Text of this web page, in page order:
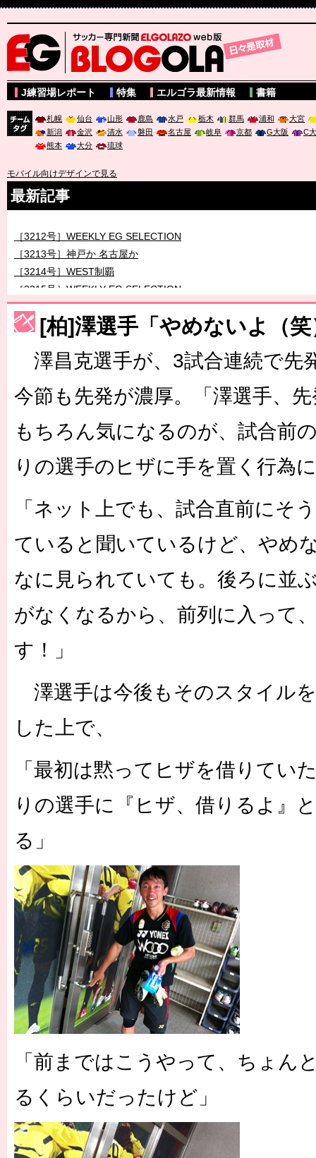
サッカー専門新聞ELGOLAZO web版 BLOGOLA
J練習場レポート 特集 エルゴラ最新情報 書籍
札幌 仙台 山形 鹿島 水戸 栃木 群馬 浦和
大宮
新潟
金沢 清水 磐田 名古屋 岐阜 京都 G大阪
C
熊本
大分 琉球
モバイル向けデザインで見る
最新記事
［3212号］WEEKLY EG SELECTION
［3213号］神戸か 名古屋か
［3214号］WEST制覇
［3215号］WEEKLY EG SELECTION
［3216号］行く末占うラストワン
［3217号］最高の景色へ出国
［3218号］WEEKLY EG SELECTION
［3219号］特別な覇者へ 大逆転か連破か
［3220号］伝説の王者、黄金のシャーレ
[柏]澤選手「やめないよ（笑
澤昌克選手が、3試合連続で先
今節も先発が濃厚。「澤選手、
もちろん気になるのが、試合前
りの選手のヒザに手を置く行為
「ネット上でも、試合直前にそ
ていると聞いているけど、やめ
なに見られていても。後ろに並
がなくなるから、前列に入って
す！」
澤選手は今後もそのスタイル
した上で、
「最初は黙ってヒザを借りてい
りの選手に『ヒザ、借りるよ』
る」
「前まではこうやって、ちょん
るくらいだったけど」